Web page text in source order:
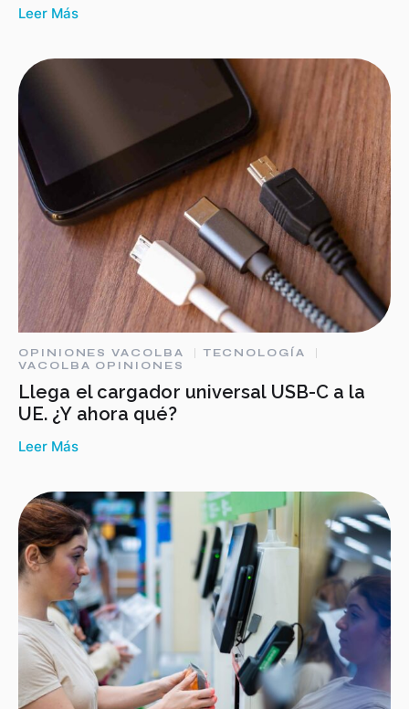
Leer Más
OPINIONES VACOLBA
TECNOLOGÍA
VACOLBA OPINIONES
Llega el cargador universal USB-C a la
UE. ¿Y ahora qué?
Leer Más